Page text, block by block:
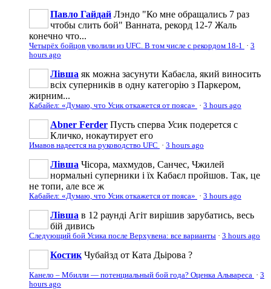
Павло Гайдай Лэндо "Ко мне обращались 7 раз
чтобы слить бой" Ванната, рекорд 12-7 Жаль
конечно что...
Четырёх бойцов уволили из UFC. В том числе с рекордом 18-1 · 3
hours ago
Лівша як можна засунути Кабаєла, який виносить
всіх суперників в одну категорію з Паркером,
жирним...
Кабайел: «Думаю, что Усик откажется от пояса» · 3 hours ago
Abner Ferder Пусть сперва Усик подерется с
Кличко, нокаутирует его
Имавов надеется на руководство UFC · 3 hours ago
Лівша Чісора, махмудов, Санчес, Чжилей
нормальні суперники і їх Кабаєл пройшов. Так, це
не топи, але все ж
Кабайел: «Думаю, что Усик откажется от пояса» · 3 hours ago
Лівша в 12 раунді Агіт вирішив зарубатись, весь
бій дивись
Следующий бой Усика после Верхувена: все варианты · 3 hours ago
Костик Чубайзд от Ката Дьірова ?
Канело – Мбилли — потенциальный бой года? Оценка Альвареса · 3
hours ago